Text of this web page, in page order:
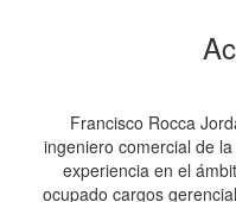
Francisco Rocca
ingeniero comercial de
experiencia en el
ocupado cargos